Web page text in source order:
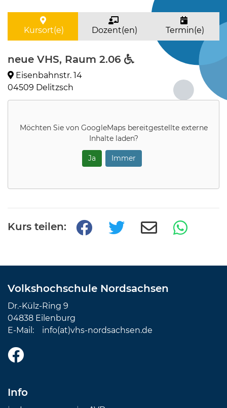
Kursort(e) Dozent(en) Termin(e)
neue VHS, Raum 2.06
Eisenbahnstr. 14
04509 Delitzsch
Möchten Sie von GoogleMapsbereitgestellte externe
Inhalte laden?
Ja Immer
Kurs teilen:
Volkshochschule Nordsachsen
Dr.-Külz-Ring 9
04838 Eilenburg
E-Mail: info(at)vhs-nordsachsen.de
Info